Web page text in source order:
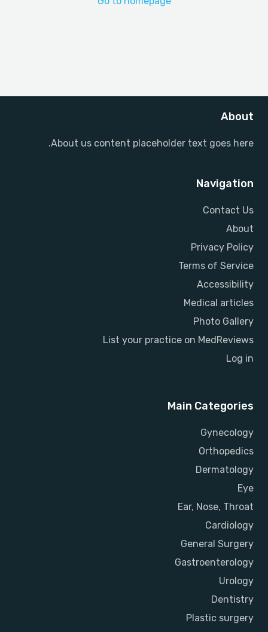
About
About us content placeholder text goes here.
Navigation
Contact Us
About
Privacy Policy
Terms of Service
Accessibility
Medical articles
Photo Gallery
List your practice on MedReviews
Log in
Main Categories
Gynecology
Orthopedics
Dermatology
Eye
Ear, Nose, Throat
Cardiology
General Surgery
Gastroenterology
Urology
Dentistry
Plastic surgery